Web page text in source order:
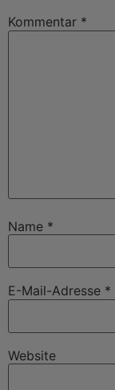
Kommentar *
Name *
E-Mail-Adresse *
Website